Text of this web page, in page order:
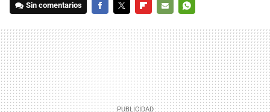
Sin comentarios
MAIL